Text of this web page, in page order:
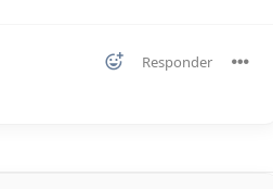
Responder